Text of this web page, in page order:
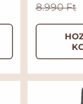
N
o
á
l
8.990 Ft